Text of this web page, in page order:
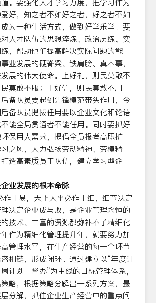
。要强化人才学习力度，把学习作为
好，知之者不如好之者，好之者不如
为一种生活方式，做到好学乐学。要
人才队伍的思想淬炼、政治历练、实
，帮助他们提高解决实际问题的能
业发展的硬脊梁、铁肩膀、真本事，
展的伟大使命。上好礼，则民莫敢不
莫敢不服；上好信，则民莫敢不用
备队员要起到先锋模范带头作用，今
备队员提拔任用要以企业文化和论语
能全局贯通者不能任用。同时要抓好
保用人需求，提倡全员报考高职扩
之风，大力弘扬劳动精神、劳模精
造高素质员工队伍，建立学习型企
业发展的根本命脉
易，天下大事必作于细，细节决定
决定企业成与败，是企业管理永恒的
技术、丰富的资源都弥补不了精细化
作为精细化管理提升年，就要努力加
管理水平，在生产经营的每一个环节
相链，形成闭环。通过建立以“年度计
计划一督办”为主线的目标管理体系，
略，根据策略分解出一系列方案，最
分解，抓住企业生产经营中的重点问